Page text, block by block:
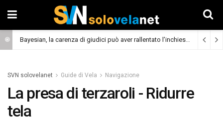
Bayesian, la carenza di giudici può aver rallentato l’inchiesta (Cronaca)
SVN solovelanet Guide di Vela Navigazione
La presa di terzaroli - Ridurre
tela